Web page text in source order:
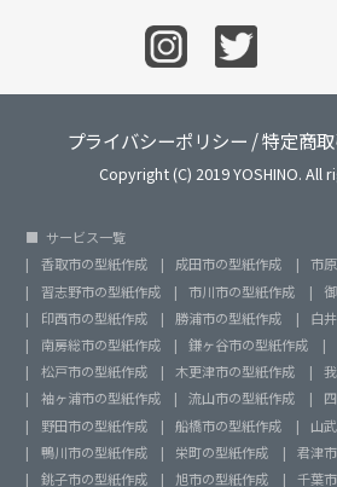
プライバシーポリシー /特定商
Copyright (C) 2019 YOSHINO. All
サービス一覧
香取市の型紙作成
成田市の型紙作成
市
習志野市の型紙作成
市川市の型紙作成
印西市の型紙作成
勝浦市の型紙作成
白
南房総市の型紙作成
鎌ヶ谷市の型紙作成
松戸市の型紙作成
木更津市の型紙作成
袖ヶ浦市の型紙作成
流山市の型紙作成
野田市の型紙作成
船橋市の型紙作成
山
鴨川市の型紙作成
栄町の型紙作成
君津
銚子市の型紙作成
旭市の型紙作成 千葉